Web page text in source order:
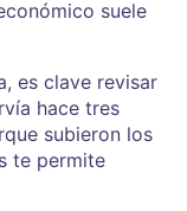
suele
es clave revisar
hace tres
subieron los
te permite